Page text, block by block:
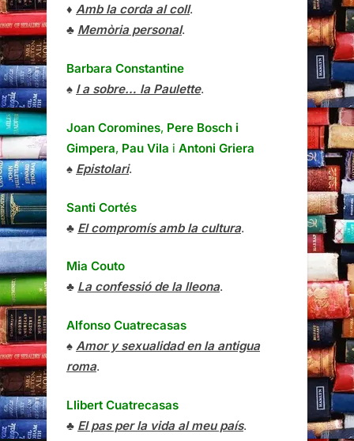
♦ Amb la corda al coll.
♣ Memòria personal.
Barbara Constantine
♠ I a sobre… la Paulette.
Joan Coromines, Pere Bosch i
Gimpera, Pau Vila i Antoni Griera
♠ Epistolari.
Santi Cortés
♣ El compromís amb la cultura.
Mia Couto
♣ La confessió de la lleona.
Alfonso Cuatrecasas
♠ Amor y sexualidad en la antigua
roma.
Llibert Cuatrecasas
♣ El pas per la vida al meu país.